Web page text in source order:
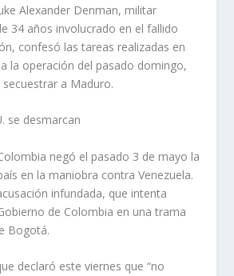
Alexander Denman, militar
34 años involucrado en el fallido
confesó las tareas realizadas en
la operación del pasado domingo,
a Maduro.
se desmarcan
negó el pasado 3 de mayo la
en la maniobra contra Venezuela.
infundada, que intenta
de Colombia en una trama
Bogotá.
declaró este viernes que “no